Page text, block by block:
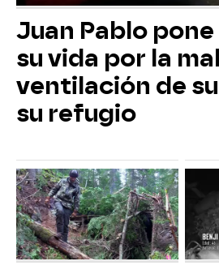
Juan Pablo
su vida por la
ventilación de
su refugio